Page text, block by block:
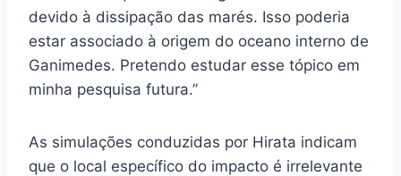
devido à dissipação das marés. Isso poderia
estar associado à origem do oceano interno de
Ganimedes. Pretendo estudar esse tópico em
minha pesquisa futura.”
As simulações conduzidas por Hirata indicam
que o local específico do impacto é irrelevante